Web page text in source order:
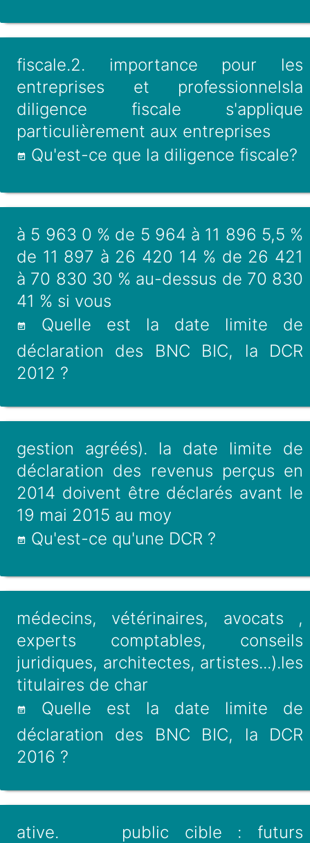
fiscale.2. importance pour les
entreprises et professionnelsla
diligence fiscale s'applique
particulièrement aux entreprises
Qu'est-ce que la diligence fiscale?
à 5 963 0 % de 5 964 à 11 896 5,5 %
de 11 897 à 26 420 14 % de 26 421
à 70 830 30 % au-dessus de 70 830
41 % si vous
Quelle est la date limite de
déclaration des BNC BIC, la DCR
2012 ?
gestion agréés). la date limite de
déclaration des revenus perçus en
2014 doivent être déclarés avant le
19 mai 2015 au moy
Qu'est-ce qu'une DCR ?
médecins, vétérinaires, avocats ,
experts comptables, conseils
juridiques, architectes, artistes...).les
titulaires de char
Quelle est la date limite de
déclaration des BNC BIC, la DCR
2016 ?
ative. public cible : futurs